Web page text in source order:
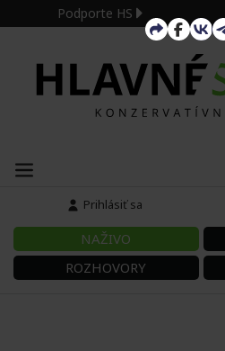
Podporte HS
Prihlásiť sa
NAŽIVO
ROZHOVORY